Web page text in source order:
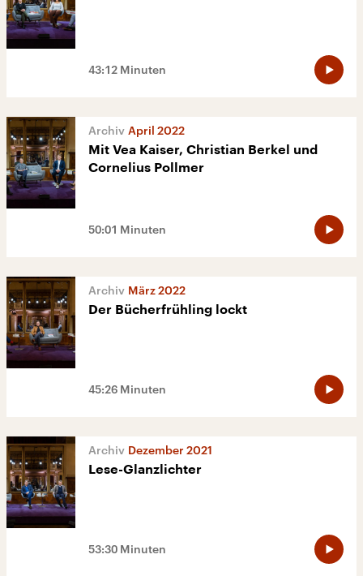
43:12 Minuten
April 2022
Mit Vea Kaiser, Christian Berkel und
Cornelius Pollmer
50:01 Minuten
März 2022
Der Bücherfrühling lockt
45:26 Minuten
Dezember 2021
Lese-Glanzlichter
53:30 Minuten